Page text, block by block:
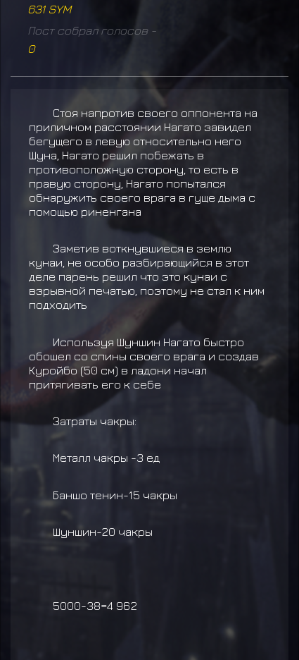
631 SYM
Пост собрал голосов -
0
Стоя напротив своего оппонента на
приличном расстоянии Нагато завидел
бегущего в левую относительно него
Шуна, Нагато решил побежать в
противоположную сторону, то есть в
правую сторону, Нагато попытался
обнаружить своего врага в гуще дыма с
помощью риненгана
Заметив воткнувшиеся в землю
кунаи, не особо разбирающийся в этот
деле парень решил что это кунаи с
взрывной печатью, поэтому не стал к ним
подходить
Используя Шуншин Нагато быстро
обошел со спины своего врага и создав
Куройбо (50 см) в ладони начал
притягивать его к себе
Затраты чакры:
Металл чакры -3 ед
Баншо тенин-15 чакры
Шуншин-20 чакры
5000-38=4 962